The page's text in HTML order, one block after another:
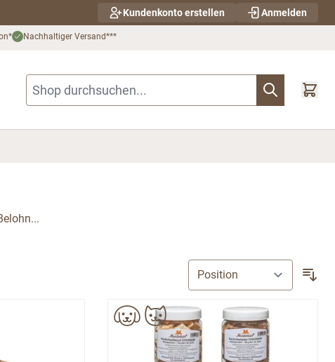
Kundenkonto erstellen Anmelden
Nachhaltiger Versand***